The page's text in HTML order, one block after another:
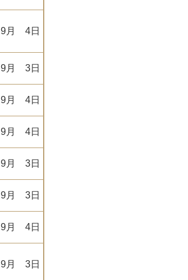
9月 4日
9月 3日
9月 4日
9月 4日
9月 3日
9月 3日
9月 4日
9月 3日